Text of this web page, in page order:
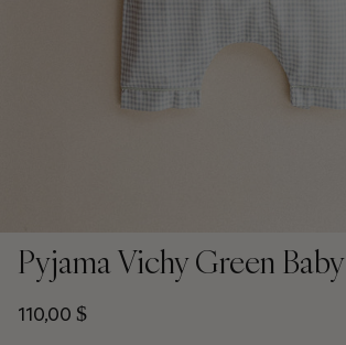
Pyjama Vichy Green Baby
Regulärer Preis
110,00 $